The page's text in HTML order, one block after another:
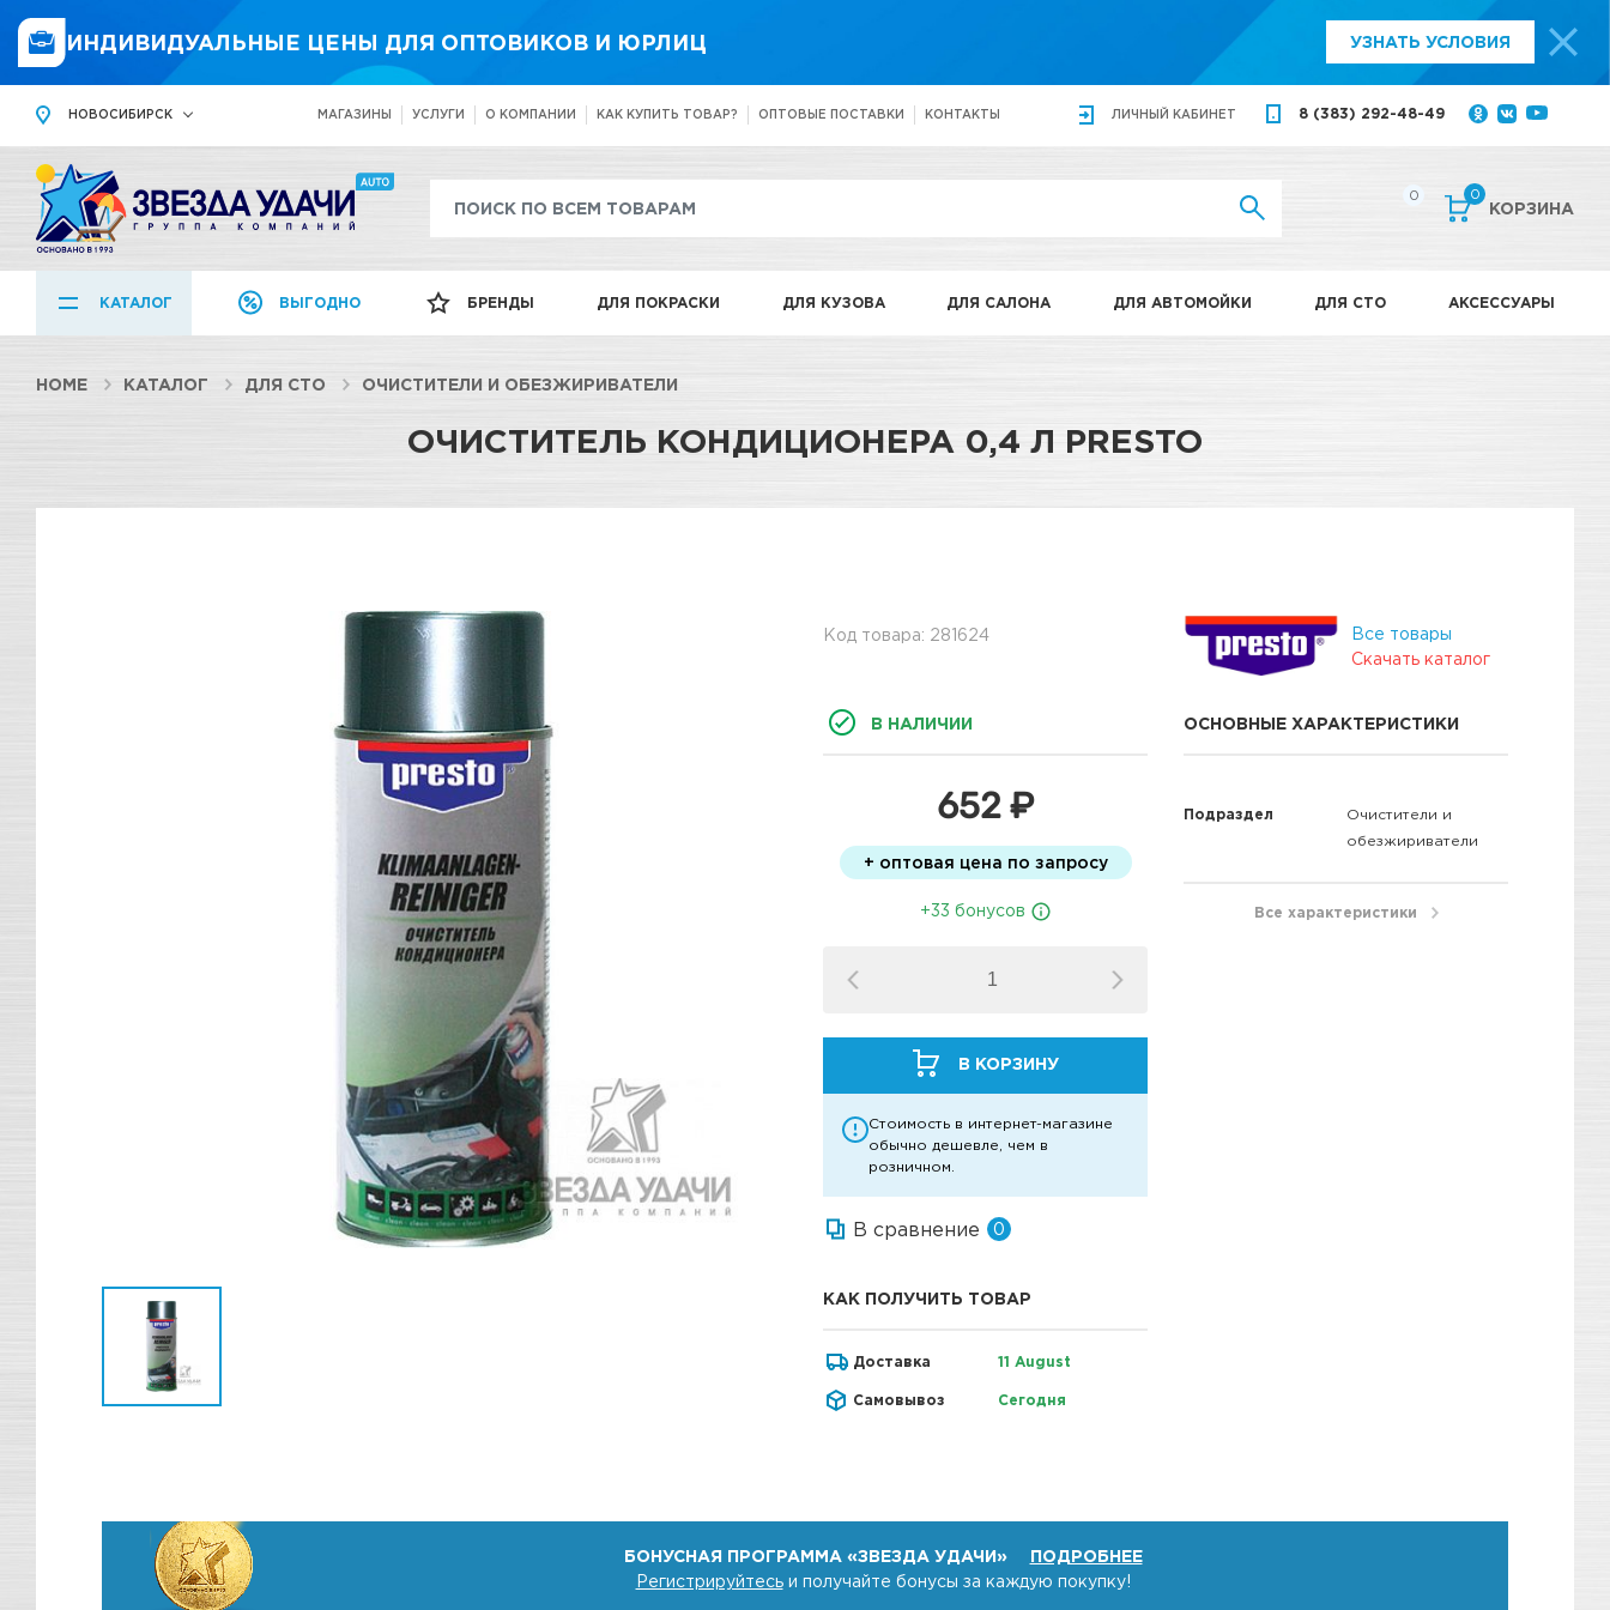
ИНДИВИДУАЛЬНЫЕ ЦЕНЫ ДЛЯ ОПТОВИКОВ И ЮРЛИЦ УЗНАТЬ УСЛОВИЯ
НОВОСИБИРСК МАГАЗИНЫ УСЛУГИ О КОМПАНИИ КАК КУПИТЬ ТОВАР? ОПТОВЫЕ ПОСТАВКИ КОНТАКТЫ ЛИЧНЫЙ КАБИНЕТ 8 (383) 292-48-49
0 0
КОРЗИНА
КАТАЛОГ ВЫГОДНО БРЕНДЫ ДЛЯ ПОКРАСКИ ДЛЯ КУЗОВА ДЛЯ САЛОНА ДЛЯ АВТОМОЙКИ ДЛЯ СТО АКСЕССУАРЫ
HOME КАТАЛОГ ДЛЯ СТО ОЧИСТИТЕЛИ И ОБЕЗЖИРИВАТЕЛИ
ОЧИСТИТЕЛЬ КОНДИЦИОНЕРА 0,4 Л PRESTO
Код товара: 281624
В НАЛИЧИИ
652 ₽
+ оптовая цена по запросу
+33 бонусов
В КОРЗИНУ
Стоимость в интернет-магазине
обычно дешевле, чем в
розничном.
В сравнение 0
КАК ПОЛУЧИТЬ ТОВАР
Доставка 11 August
Самовывоз Сегодня
Все товары
Скачать каталог
ОСНОВНЫЕ ХАРАКТЕРИСТИКИ
Подраздел
Очистители и
обезжириватели
Все характеристики
БОНУСНАЯ ПРОГРАММА «ЗВЕЗДА УДАЧИ»
ПОДРОБНЕЕ
Регистрируйтесьи получайте бонусы за каждую покупку!